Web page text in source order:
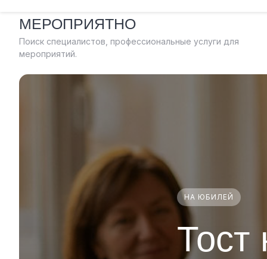
content
МЕРОПРИЯТНО
Поиск специалистов, профессиональные услуги для
мероприятий.
НА ЮБИЛЕЙ
Тост